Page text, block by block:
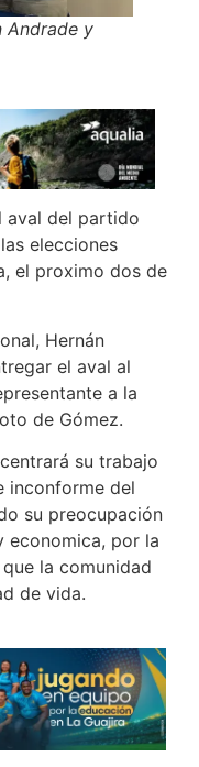
Andrade y
aval del partido
elecciones
el proximo dos de
Hernán
el aval al
a la
de Gómez.
su trabajo
inconforme del
su preocupación
economica, por la
la comunidad
de vida.